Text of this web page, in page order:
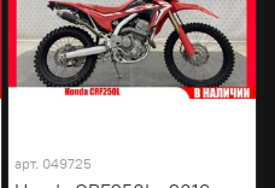
арт. 049725